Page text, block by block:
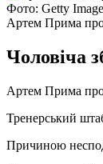
Фото: Getty
Артем Прима
Чоловіча
Артем Прима
Тренерський
Причиною